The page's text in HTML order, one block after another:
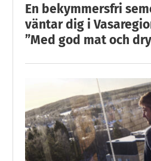
En bekymmersfri
väntar dig i
”Med god mat och